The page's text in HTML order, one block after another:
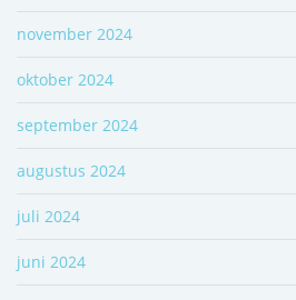
november 2024
oktober 2024
september 2024
augustus 2024
juli 2024
juni 2024